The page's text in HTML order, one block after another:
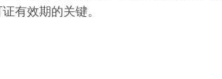
有效期的关键。